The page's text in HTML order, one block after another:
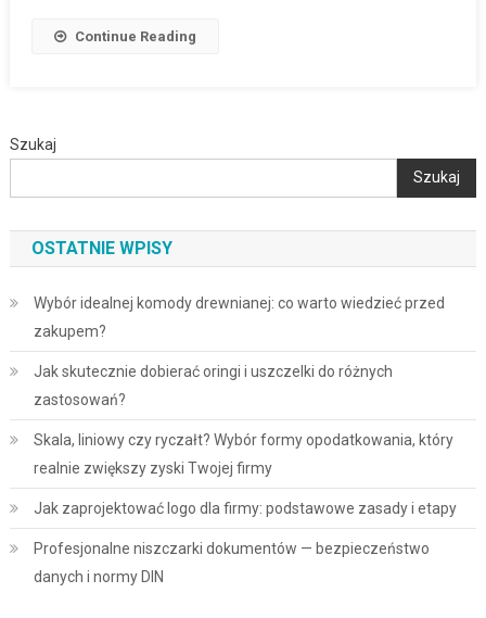
Continue Reading
Szukaj
Szukaj
OSTATNIE WPISY
Wybór idealnej komody drewnianej: co warto wiedzieć przed
zakupem?
Jak skutecznie dobierać oringi i uszczelki do różnych
zastosowań?
Skala, liniowy czy ryczałt? Wybór formy opodatkowania, który
realnie zwiększy zyski Twojej firmy
Jak zaprojektować logo dla firmy: podstawowe zasady i etapy
Profesjonalne niszczarki dokumentów — bezpieczeństwo
danych i normy DIN